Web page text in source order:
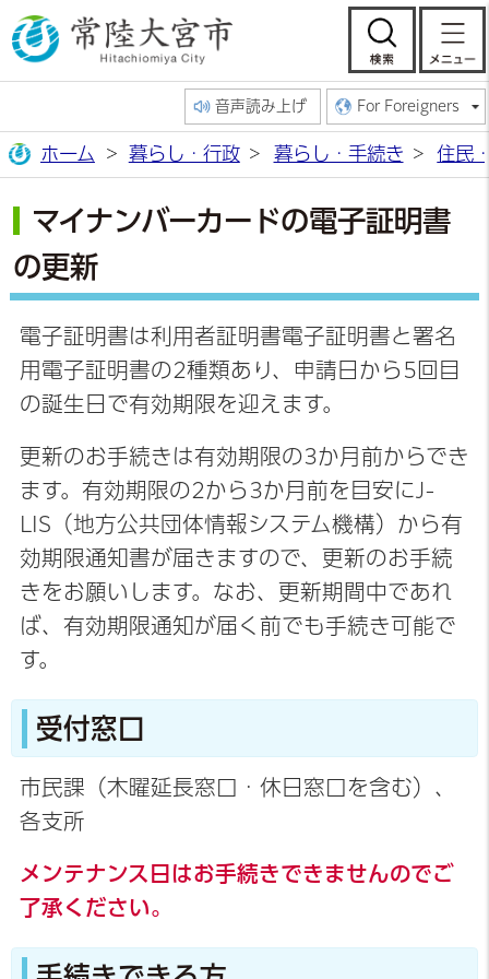
常陸大宮市公
検
音声読み上げ For Foreigners
ホーム 暮らし・行政 暮らし・手続き 住民
マイナンバーカードの電子証明書
の更新
電子証明書は利用者証明書電子証明書と署名
用電子証明書の2種類あり、申請日から5回目
の誕生日で有効期限を迎えます。
更新のお手続きは有効期限の3か月前からでき
ます。有効期限の2から3か月前を目安にJ-
LIS（地方公共団体情報システム機構）から有
効期限通知書が届きますので、更新のお手続
きをお願いします。なお、更新期間中であれ
ば、有効期限通知が届く前でも手続き可能で
す。
受付窓口
市民課（木曜延長窓口・休日窓口を含む）、
各支所
メンテナンス日はお手続きできませんのでご
了承ください。